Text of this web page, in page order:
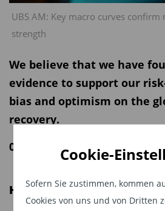
Cookie-
Sofern Sie zustimmen, kommen
Cookies von uns und von Dritten
UBS AM: Key macro curves confirm
strength
We believe that we have
evidence to support our
bias and optimism on the
recovery.
09.03.2021 | 08:15 Uhr
Highlights